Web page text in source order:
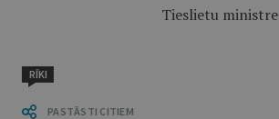
Tieslietu ministre
RĪKI
PASTĀSTI CITIEM